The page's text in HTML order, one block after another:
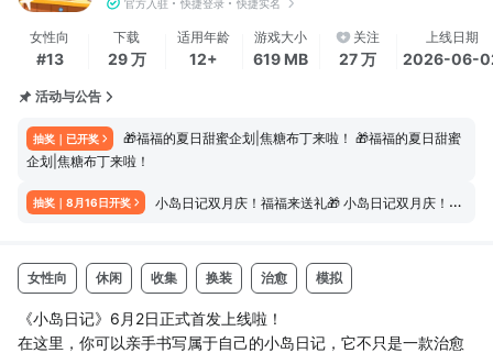
官方入驻 快捷登录 快捷实名
女性向
#13
下载
29 万
适用年龄
12+
游戏大小
619 MB
关注
27 万
上线日期
2026-06-
活动与公告
抽奖｜已开奖
🎁福福的夏日甜蜜企划|焦糖布丁来啦！ 🎁福福的夏日甜蜜
企划|焦糖布丁来啦！
抽奖｜8月16日开奖 小岛日记双月庆！福福来送礼🎁 小岛日记双月庆！福福来送礼🎁
女性向 休闲 收集 换装 治愈 模拟
《小岛日记》6月2日正式首发上线啦！
在这里，你可以亲手书写属于自己的小岛日记，它不只是一款治愈